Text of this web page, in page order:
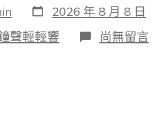
發
表
日
期
2026 年 8 月 8 日
聲輕輕響 在
〈陳
尚無留言